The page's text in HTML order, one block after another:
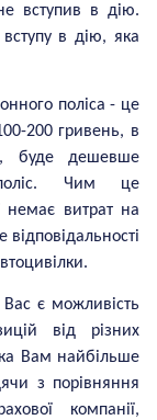
вступив в дію.
в дію, яка
поліса - це
200 гривень, в
буде дешевше
Чим це
немає витрат на
є можливість
від різних
а Вам найбільше
з порівняння
компанії,